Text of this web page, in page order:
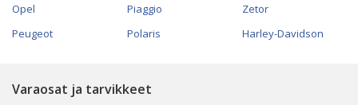
Opel
Peugeot
Piaggio
Polaris
Zetor
Harley-Davidson
Varaosat ja tarvikkeet